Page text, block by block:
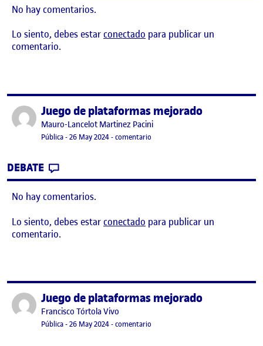
No hay comentarios.
Lo siento, debes estarconectado para publicar un
comentario.
Publicado porJuego de plataformas mejorado
Publicado por
Mauro-Lancelot Martinez Pacini
Visibilidad:
Pública-Fecha de publicación
26 May 202426 mayo, 2024 7:30 pm
-comentario
DEBATE
No hay comentarios.
Lo siento, debes estarconectado para publicar un
comentario.
Publicado porJuego de plataformas mejorado
Publicado por
Francisco Tórtola Vivo
Visibilidad:
Pública-Fecha de publicación
26 May 202426 mayo, 2024 6:09 pm
-comentario